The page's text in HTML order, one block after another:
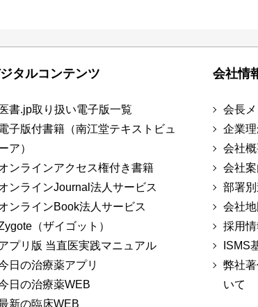
タルコンテンツ
医書.jp取り扱い電子版一覧
子版付書籍（南江堂テキストビュ
ア）
ンラインアクセス権付き書籍
ンラインJournal法人サービス
ンラインBook法人サービス
（ザイゴット）
プリ版 当直医実践マニュアル
日の治療薬アプリ
日の治療薬WEB
新の臨床WEB
会社情
会長
企業
会社
会社
部署
会社地
採用情
ISMS
弊社
いて